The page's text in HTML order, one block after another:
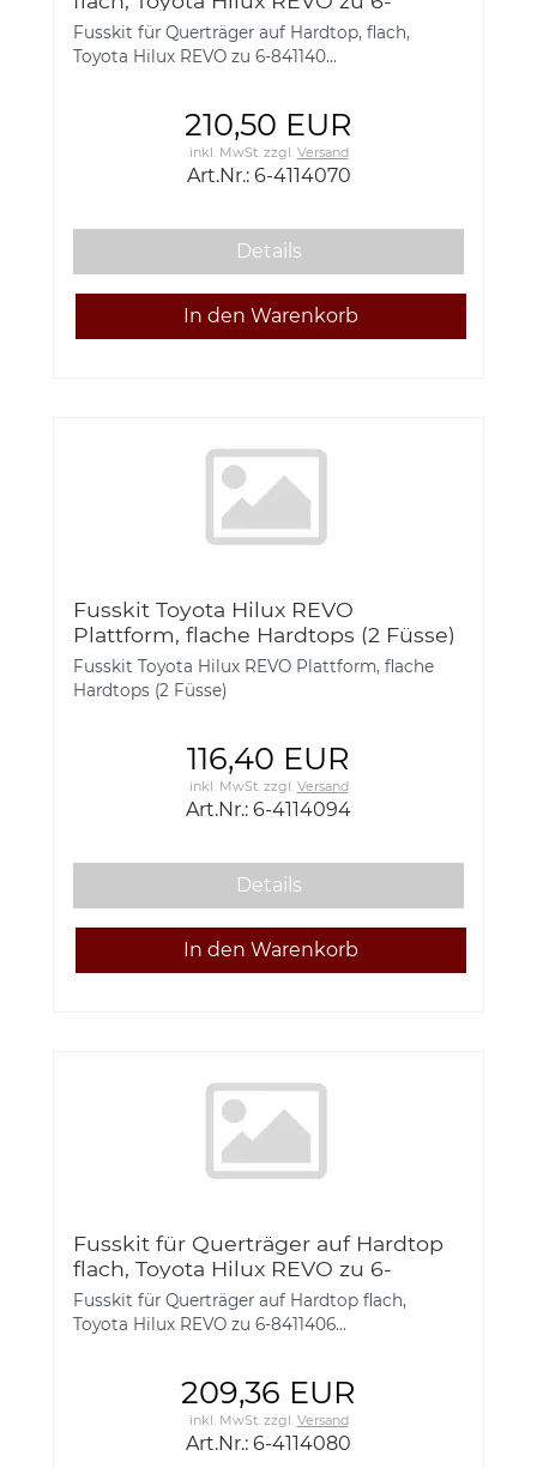
84114060, 6-4114070
Fusskit für Querträger auf Hardtop, flach,
Toyota Hilux REVO zu 6-841140...
210,50 EUR
inkl. MwSt.zzgl. Versand
Art.Nr.: 6-4114070
Details
Fusskit Toyota Hilux REVO
Plattform, flache Hardtops (2 Füsse)
6-4114094
Fusskit Toyota Hilux REVO Plattform, flache
Hardtops (2 Füsse)
116,40 EUR
inkl. MwSt.zzgl. Versand
Art.Nr.: 6-4114094
Details
Fusskit für Querträger auf Hardtop
flach, Toyota Hilux REVO zu 6-
84114060, 6-4114080
Fusskit für Querträger auf Hardtop flach,
Toyota Hilux REVO zu 6-8411406...
209,36 EUR
inkl. MwSt.zzgl. Versand
Art.Nr.: 6-4114080